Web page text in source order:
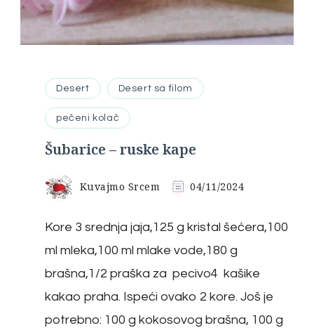
Desert Desert sa filom
pečeni kolač
Šubarice – ruske kape
Kuvajmo Srcem 04/11/2024
Kore 3 srednja jaja,125 g kristal šećera,100
ml mleka,100 ml mlake vode,180 g
brašna,1/2 praška za pecivo4 kašike
kakao praha. Ispeći ovako 2 kore. Još je
potrebno: 100 g kokosovog brašna, 100 g